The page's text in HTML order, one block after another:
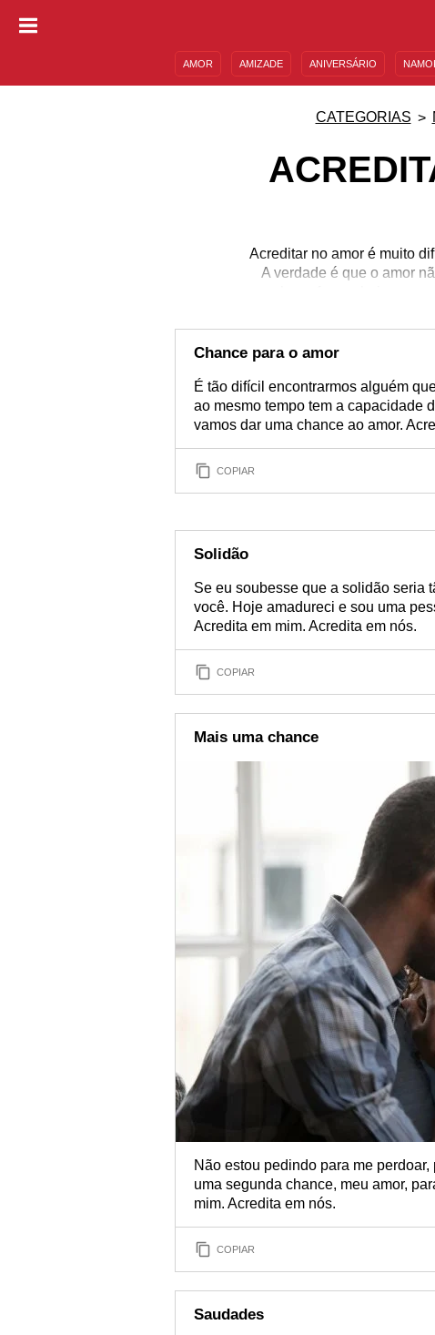
AMOR AMIZADE ANIVERSÁRIO
CATEGORIAS
Acreditar no amor é muito
A verdade é que o amor
qualquer forma, hoje
si mesmo. Afinal de
acreditar no seu amor
Chance para o amor
É tão difícil encontrarmos alguém
ao mesmo tempo tem a capacidade
vamos dar uma chance ao amor.
COPIAR
Solidão
Se eu soubesse que a solidão seria
você. Hoje amadureci e sou uma
Acredita em mim. Acredita em nós.
COPIAR
Mais uma chance
Não estou pedindo para me
uma segunda chance, meu amor,
mim. Acredita em nós.
COPIAR
Saudades